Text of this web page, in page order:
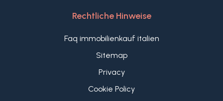
Rechtliche Hinweise
Faq immobilienkauf italien
Sitemap
Privacy
Cookie Policy